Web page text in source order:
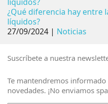
¿Qué diferencia hay entre
líquidos?
27/09/2024 | Noticias
Suscríbete a nuestra
Te mantendremos
novedades. ¡No enviamos